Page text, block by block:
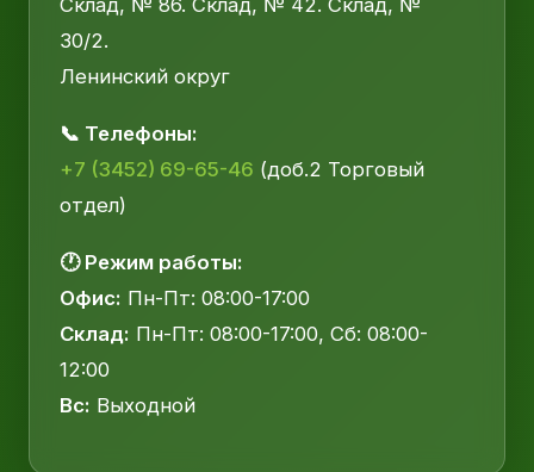
Склад, № 86. Склад, № 42. Склад, №
30/2.
Ленинский округ
📞 Телефоны:
+7 (3452) 69-65-46 (доб.2 Торговый
отдел)
🕐 Режим работы:
Офис: Пн-Пт: 08:00-17:00
Склад: Пн-Пт: 08:00-17:00, Сб: 08:00-
12:00
Вс: Выходной